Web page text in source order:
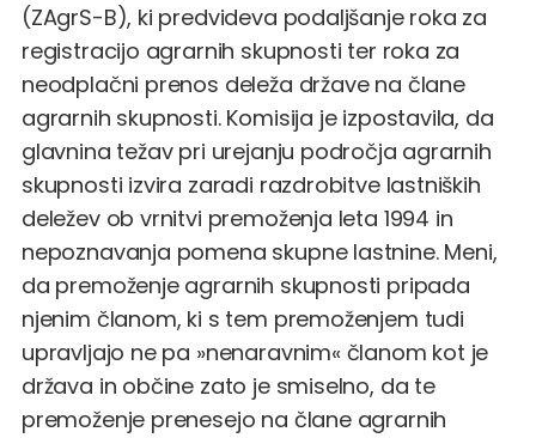
(ZAgrS-B), ki predvideva podaljšanje roka za
registracijo agrarnih skupnosti ter roka za
neodplačni prenos deleža države na člane
agrarnih skupnosti. Komisija je izpostavila, da
glavnina težav pri urejanju področja agrarnih
skupnosti izvira zaradi razdrobitve lastniških
deležev ob vrnitvi premoženja leta 1994 in
nepoznavanja pomena skupne lastnine. Meni,
da premoženje agrarnih skupnosti pripada
njenim članom, ki s tem premoženjem tudi
upravljajo ne pa »nenaravnim« članom kot je
država in občine zato je smiselno, da te
premoženje prenesejo na člane agrarnih